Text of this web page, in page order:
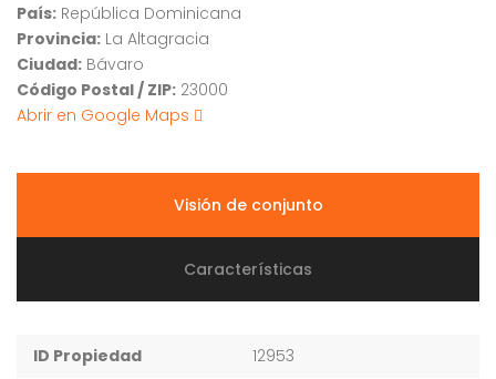
País: República Dominicana
Provincia: La Altagracia
Ciudad: Bávaro
Código Postal / ZIP: 23000
Abrir en Google Maps
Visión de conjunto
Características
ID Propiedad 12953